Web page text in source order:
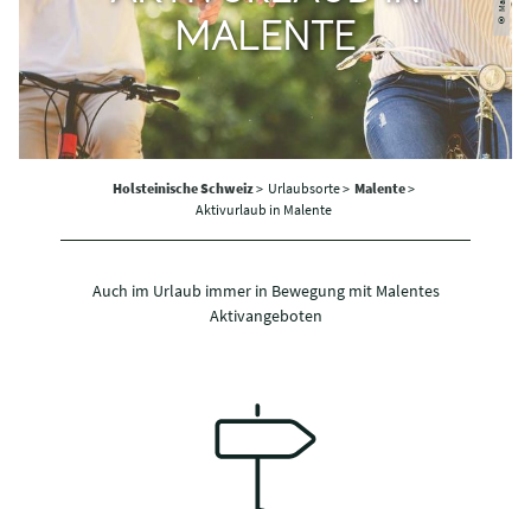
MALENTE
Holsteinische Schweiz> Urlaubsorte > Malente>
Aktivurlaub in Malente
Auch im Urlaub immer in Bewegung mit Malentes
Aktivangeboten